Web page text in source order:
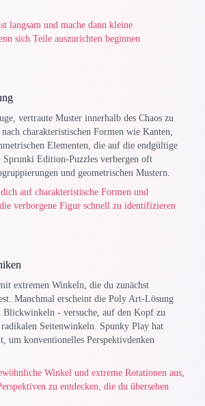
langsam und mache dann kleine
sich Teile auszurichten beginnen
vertraute Muster innerhalb des Chaos zu
charakteristischen Formen wie Kanten,
Elementen, die auf die endgültige
Sprunki Edition-Puzzles verbergen oft
und geometrischen Mustern.
auf charakteristische Formen und
verborgene Figur schnell zu identifizieren
extremen Winkeln, die du zunächst
Manchmal erscheint die Poly Art-Lösung
Blickwinkeln - versuche, auf den Kopf zu
Seitenwinkeln. Spunky Play hat
um konventionelles Perspektivdenken
Winkel und extreme Rotationen aus,
zu entdecken, die du übersehen